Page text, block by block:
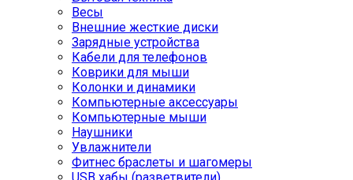
Весы
Внешние жесткие диски
Зарядные устройства
Кабели для телефонов
Коврики для мыши
Колонки и динамики
Компьютерные аксессуары
Компьютерные мыши
Наушники
Увлажнители
Фитнес браслеты и шагомеры